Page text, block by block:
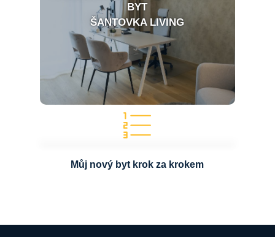
BYT
ŠANTOVKA LIVING
Můj nový byt krok za krokem